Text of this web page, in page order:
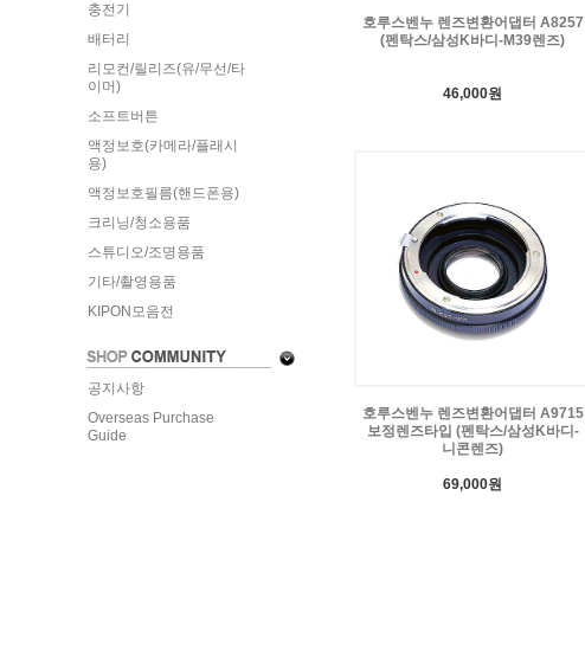
충전기
배터리
리모컨/릴리즈(유/무선/타
이머)
소프트버튼
액정보호(카메라/플래시
용)
액정보호필름(핸드폰용)
크리닝/청소용품
스튜디오/조명용품
기타/촬영용품
KIPON모음전
공지사항
Overseas Purchase
Guide
호루스벤누 렌즈변환어댑터 A8257
(펜탁스/삼성K바디-M39렌즈)
46,000원
호루스벤누 렌즈변환어댑터 A9715
보정렌즈타입 (펜탁스/삼성K바디-
니콘렌즈)
69,000원